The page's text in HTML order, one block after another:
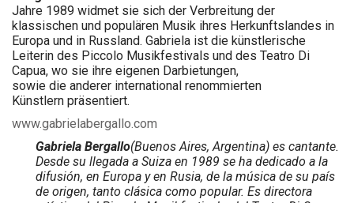
Jahre 1989 widmet sie sich der Verbreitung der
klassischen und populären Musik ihres Herkunftslandes in
Europa und in Russland. Gabriela ist die künstlerische
Leiterin des Piccolo Musikfestivals und des Teatro Di
Capua, wo sie ihre eigenen Darbietungen,
sowie die anderer international renommierten
Künstlern präsentiert.
www.gabrielabergallo.com
Gabriela Bergallo(Buenos Aires, Argentina) es cantante.
Desde su llegada a Suiza en 1989 se ha dedicado a la
difusión, en Europa y en Rusia, de la música de su país
de origen, tanto clásica como popular. Es directora